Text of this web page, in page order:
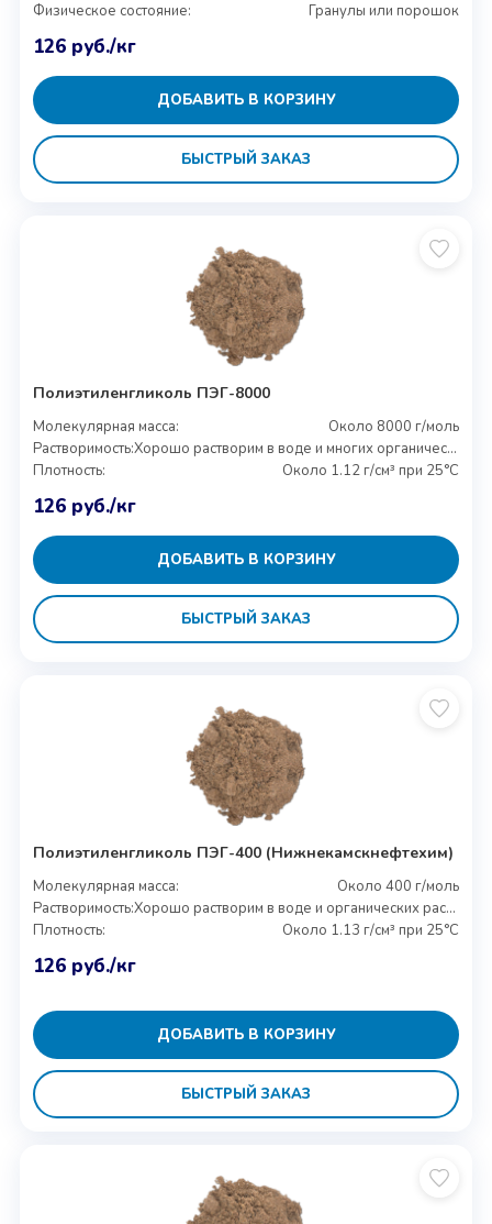
Физическое состояние:
Гранулы или порошок
126 руб./кг
ДОБАВИТЬ В КОРЗИНУ
БЫСТРЫЙ ЗАКАЗ
Полиэтиленгликоль ПЭГ-8000
Молекулярная масса:
Около 8000 г/моль
Растворимость:
Хорошо растворим в воде и многих органических растворителях
Плотность:
Около 1.12 г/см³ при 25°C
126 руб./кг
ДОБАВИТЬ В КОРЗИНУ
БЫСТРЫЙ ЗАКАЗ
Полиэтиленгликоль ПЭГ-400 (Нижнекамскнефтехим)
Молекулярная масса:
Около 400 г/моль
Растворимость:
Хорошо растворим в воде и органических растворителях
Плотность:
Около 1.13 г/см³ при 25°C
126 руб./кг
ДОБАВИТЬ В КОРЗИНУ
БЫСТРЫЙ ЗАКАЗ